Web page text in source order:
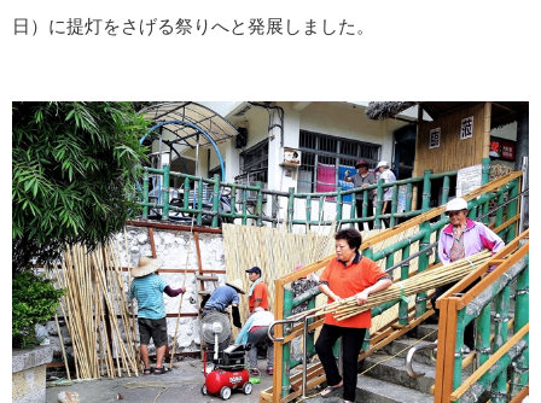
日）に提灯をさげる祭りへと発展しました。